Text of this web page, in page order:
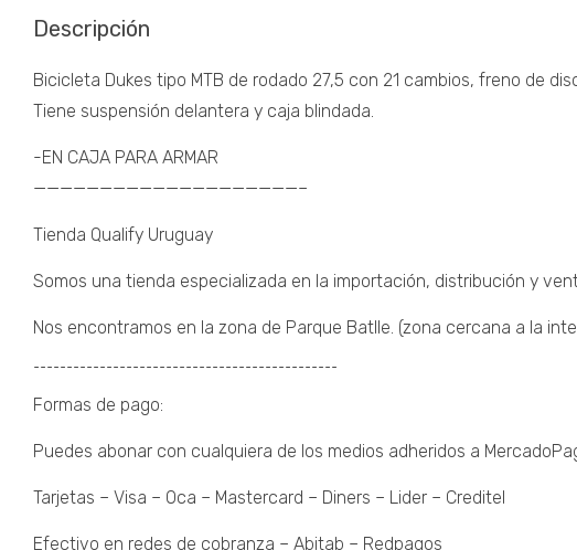
Descripción
Bicicleta Dukes tipo MTB de rodado 27,5 con 21 cambios, freno de
Tiene suspensión delantera y caja blindada.
-EN CAJA PARA ARMAR
————————————————————–
Tienda Qualify Uruguay
Somos una tienda especializada en la importación, distribución y
Nos encontramos en la zona de Parque Batlle. (zona cercana a la
¯¯¯¯¯¯¯¯¯¯¯¯¯¯¯¯¯¯¯¯¯¯¯¯¯¯¯¯¯¯¯¯¯¯¯¯¯¯¯¯¯¯¯¯¯¯
Formas de pago:
Puedes abonar con cualquiera de los medios adheridos a
Tarjetas – Visa – Oca – Mastercard – Diners – Lider – Creditel
Efectivo en redes de cobranza – Abitab – Redpagos